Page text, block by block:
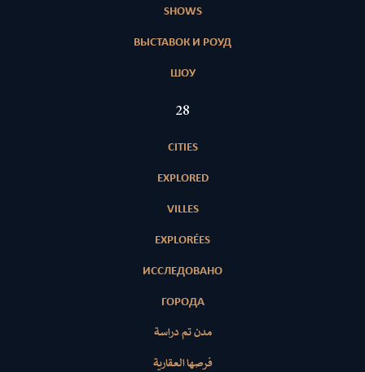
SHOWS
ВЫСТАВОК И РОУД
ШОУ
28
CITIES
EXPLORED
VILLES
EXPLORÉES
ИССЛЕДОВАНО
ГОРОДА
مدن تم دراسة
فرصها العقارية